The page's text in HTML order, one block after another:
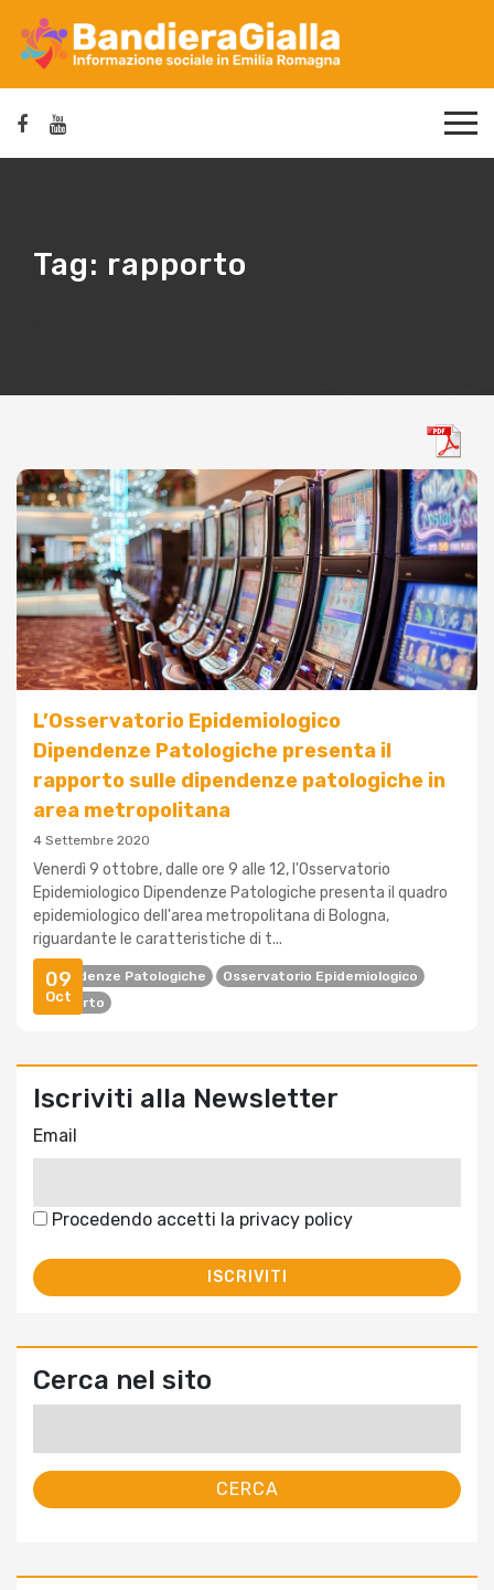
Tag: rapporto
09
Oct
L’Osservatorio Epidemiologico
Dipendenze Patologiche presenta il
rapporto sulle dipendenze patologiche in
area metropolitana
4 Settembre 2020
Venerdì 9 ottobre, dalle ore 9 alle 12, l'Osservatorio
Epidemiologico Dipendenze Patologiche presenta il quadro
epidemiologico dell'area metropolitana di Bologna,
riguardante le caratteristiche di t...
Dipendenze Patologiche
Osservatorio Epidemiologico
Rapporto
Iscriviti alla Newsletter
Email
Procedendo accetti la privacy policy
Cerca nel sito